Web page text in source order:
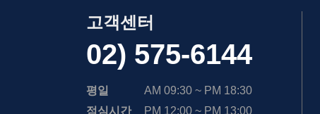
고객센터
02) 575-6144
평일
AM 09:30 ~ PM 18:30
점심시간
PM 12:00 ~ PM 13:00